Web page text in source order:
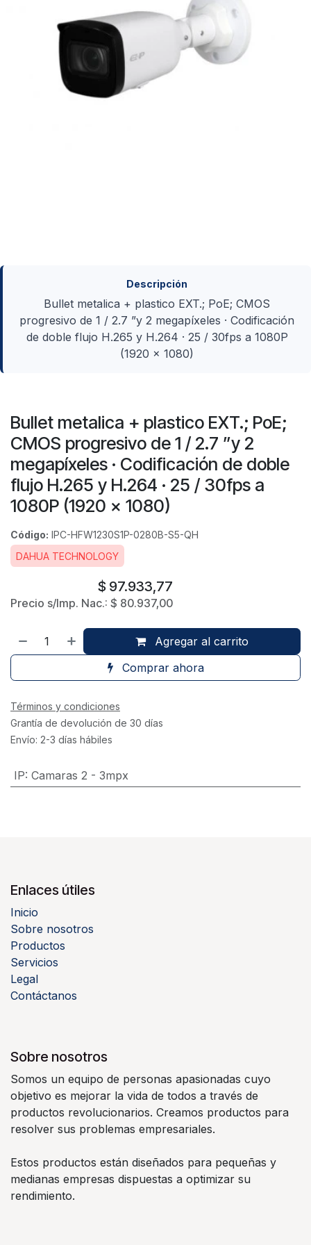
Descripción
Bullet metalica + plastico EXT.; PoE; CMOS
progresivo de 1 / 2.7 ”y 2 megapíxeles · Codificación
de doble flujo H.265 y H.264 · 25 / 30fps a 1080P
(1920 × 1080)
Bullet metalica + plastico EXT.; PoE;
CMOS progresivo de 1 / 2.7 ”y 2
megapíxeles · Codificación de doble
flujo H.265 y H.264 · 25 / 30fps a
1080P (1920 × 1080)
Código: IPC-HFW1230S1P-0280B-S5-QH
DAHUA TECHNOLOGY
$ 97.933,77
Precio s/Imp. Nac.: $ 80.937,00
Agregar al carrito
Comprar ahora
Términos y condiciones
Grantía de devolución de 30 días
Envío: 2-3 días hábiles
IP: Camaras 2 - 3mpx
Enlaces útiles
Inicio
Sobre nosotros
Productos
Servicios
Legal
Contáctanos
Sobre nosotros
Somos un equipo de personas apasionadas cuyo
objetivo es mejorar la vida de todos a través de
productos revolucionarios. Creamos productos para
resolver sus problemas empresariales.
Estos productos están diseñados para pequeñas y
medianas empresas dispuestas a optimizar su
rendimiento.